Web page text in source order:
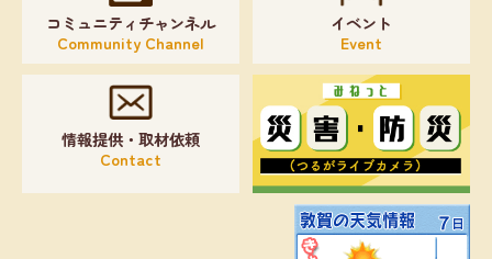
コミュニティチャンネル
Community Channel
イベント
Event
情報提供・取材依頼
Contact